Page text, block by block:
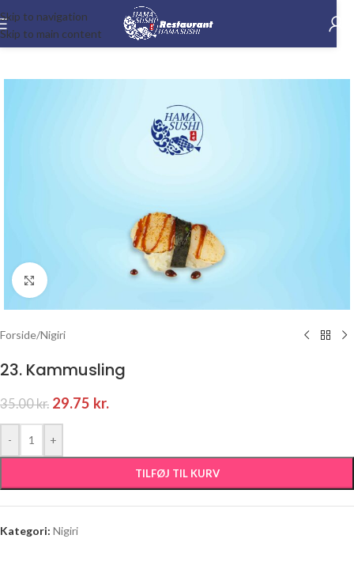
Skip to navigation
Skip to main content
Klik for at forstørre
Forside/Nigiri
23. Kammusling
35.00kr. 29.75 kr.
- +
TILFØJ TIL KURV
Kategori: Nigiri